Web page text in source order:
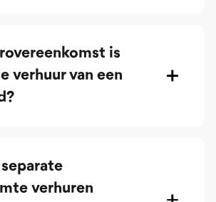
is
verhuur van een
verhuren